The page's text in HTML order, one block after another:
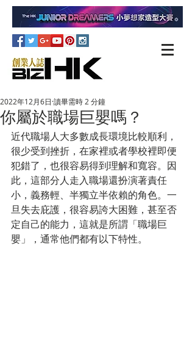
你屬於職場巨嬰嗎？
2022年12月6日 讀畢需時 2 分鐘
近代職場人大多數成長環境比較順利，
很少受到挫折，在家裡或者學校裡即便
犯錯了，也很容易得到理解和寬容。因
此，這部分人走入職場還扮演著責任
小，義務輕、半獨立半依賴的角色。一
旦失去庇護，很容易誇大困難，甚至否
定自己的能力，這就是所謂「職場巨
嬰」，通常他們都有以下特性。